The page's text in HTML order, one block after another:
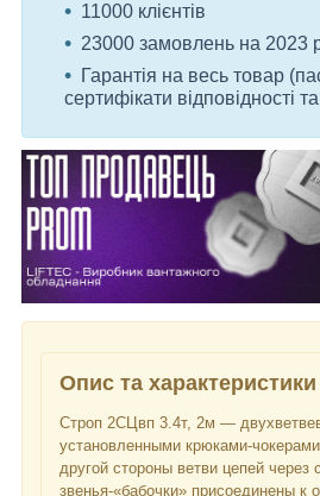
11000 клієнтів
23000 замовлень на 2023
Гарантія на весь товар
сертифікати відповідності
Опис та
Строп 2СЦвп 3.4т, 2м —
установленными крюками-
другой стороны ветви цепей через
звенья-«бабочки» присоединены к